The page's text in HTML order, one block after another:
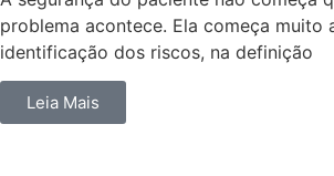
problema acontece. Ela começa muito
identificação dos riscos, na definição
Leia Mais